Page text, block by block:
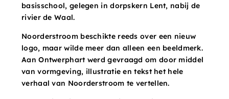
basisschool, gelegen in dorpskern Lent, nabij de
rivier de Waal.
Noorderstroom beschikte reeds over een nieuw
logo, maar wilde meer dan alleen een beeldmerk.
Aan Ontwerphart werd gevraagd om door middel
van vormgeving, illustratie en tekst het hele
verhaal van Noorderstroom te vertellen.